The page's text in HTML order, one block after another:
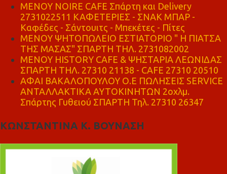
MENOY NOIRE CAFE Σπάρτη και Delivery
2731022511 ΚΑΦΕΤΕΡΙΕΣ - ΣΝΑΚ ΜΠΑΡ -
Καφέδες - Σάντουιτς - Μπεκέτες - Πίτες
ΜΕΝΟΥ ΨΗΤΟΠΩΛΕΙΟ ΕΣΤΙΑΤΟΡΙΟ " Η ΠΙΑΤΣΑ
ΤΗΣ ΜΑΣΑΣ" ΣΠΑΡΤΗ ΤΗΛ. 2731082002
ΜΕΝΟΥ HISTORY CAFE & ΨΗΣΤΑΡΙΑ ΛΕΩΝΙΔΑΣ
ΣΠΑΡΤΗ ΤΗΛ. 27310 21138 - CAFE 27310 20510
ΑΦΑΙ ΒΑΚΑΛΟΠΟΥΛΟΥ Ο.Ε ΠΩΛΗΣΕΙΣ SERVICE
ΑΝΤΑΛΛΑΚΤΙΚΑ ΑΥΤΟΚΙΝΗΤΩΝ 2οχλμ.
Σπάρτης Γυθειού ΣΠΑΡΤΗ Τηλ. 27310 26347
ΚΩΝΣΤΑΝΤΙΝΑ Κ. ΒΟΥΝΑΣΗ